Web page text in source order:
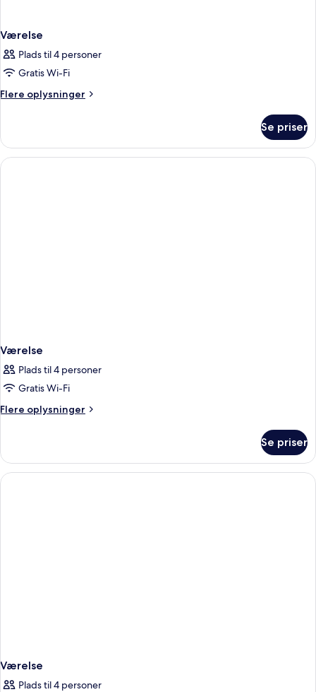
Værelse
Plads til 4 personer
Gratis Wi-Fi
Flere oplysninger
Flere
Se priser
Værelse
Plads til 4 personer
Gratis Wi-Fi
Flere oplysninger
Flere
Se priser
Værelse
Plads til 4 personer